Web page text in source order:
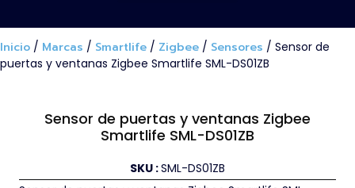
Inicio / Marcas / Smartlife / Zigbee / Sensores / Sensor de
puertas y ventanas Zigbee Smartlife SML-DS01ZB
Sensor de puertas y ventanas Zigbee
Smartlife SML-DS01ZB
SKU :SML-DS01ZB